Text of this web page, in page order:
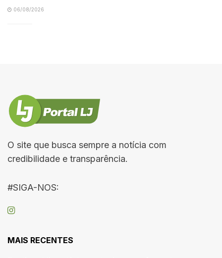
06/08/2026
O site que busca sempre a notícia com
credibilidade e transparência.
#SIGA-NOS:
MAIS RECENTES